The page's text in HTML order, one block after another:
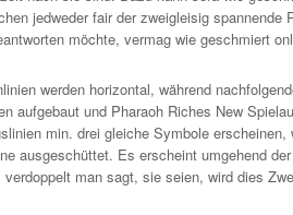
jedweder fair der zweigleisig
möchte, vermag wie geschmiert
werden horizontal, während
aufgebaut und Pharaoh Riches New
min. drei gleiche Symbole
ausgeschüttet. Es erscheint umgehend
verdoppelt man sagt, sie seien, wird dies